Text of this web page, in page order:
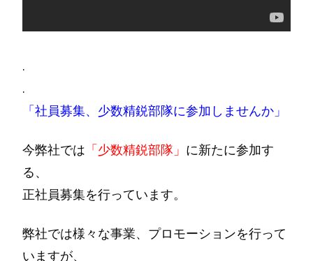
.
.
「社員募集、少数精鋭部隊に参加しませんか」
今弊社では 「少数精鋭部隊」 に新たに参加す
る、
正社員募集を行っています。
弊社では様々な事業、プロモーションを行って
いますが、